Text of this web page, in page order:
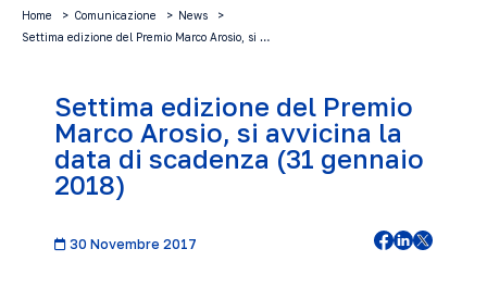
Home Comunicazione
News
Settima edizione del Premio Marco Arosio, si …
Settima edizione del Premio
Marco Arosio, si avvicina la
data di scadenza (31 gennaio
2018)
30 Novembre 2017